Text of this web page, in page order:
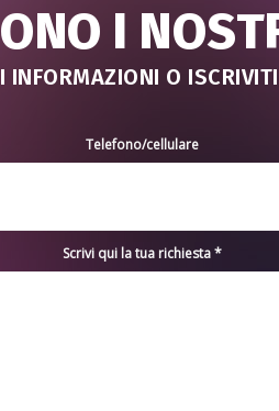
I
INFORMAZIONI O
Telefono/cellulare
Scrivi qui la tua richiesta *